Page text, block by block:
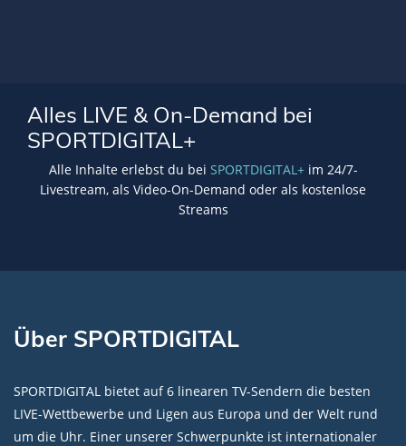
Alles LIVE & On-Demand bei
SPORTDIGITAL+
Alle Inhalte erlebst du bei SPORTDIGITAL+im 24/7-
Livestream, als Video-On-Demand oder als kostenlose
Streams
Über SPORTDIGITAL
SPORTDIGITAL bietet auf 6 linearen TV-Sendern die besten
LIVE-Wettbewerbe und Ligen aus Europa und der Welt rund
um die Uhr. Einer unserer Schwerpunkte ist internationaler